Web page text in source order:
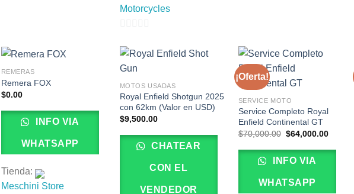
Motorcycles
de
5
REMERAS
Remera FOX
$0.00
INFO VIA
WHATSAPP
Tienda:
Meschini Store
MOTOS USADAS
Royal Enfield Shotgun 2025
con 62km (Valor en USD)
$9,500.00
CHATEAR
CON EL
VENDEDOR
¡Oferta!
SERVICE MOTO
Service Completo Royal
Enfield Continental GT
$70,000.00 El
original
era:
$70,000.00.
$64,000.00El
actual
INFO VIA
WHATSAPP